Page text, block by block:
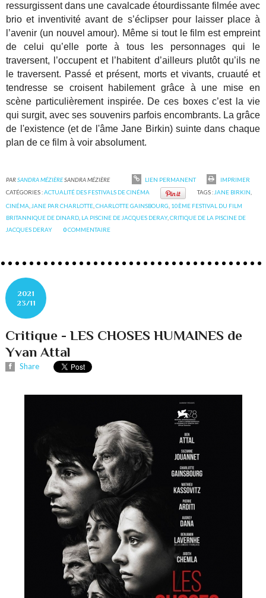
ressurgissent dans une cavalcade étourdissante filmée avec
brio et inventivité avant de s’éclipser pour laisser place à
l’avenir (un nouvel amour). Même si tout le film est empreint
de celui qu’elle porte à tous les personnages qui le
traversent, l’occupent et l’habitent d’ailleurs plutôt qu’ils ne
le traversent. Passé et présent, morts et vivants, cruauté et
tendresse se croisent habilement grâce à une mise en
scène particulièrement inspirée. De ces boxes c’est la vie
qui surgit, avec ses souvenirs parfois encombrants. La grâce
de l'existence (et de l'âme Jane Birkin) suinte dans chaque
plan de ce film à voir absolument.
PARSANDRA MÉZIÈRESANDRA MÉZIÈRE LIEN PERMANENT
IMPRIMER
CATÉGORIES :ACTUALITÉ DES FESTIVALS DE CINÉMA TAGS :JANE BIRKIN,
CINÉMA JANE PAR CHARLOTTE ,CHARLOTTE GAINSBOURG 10ÈME FESTIVAL DU FILM
BRITANNIQUE DE DINARD LA PISCINE DE JACQUES DERAY,CRITIQUE DE LA PISCINE DE
JACQUES DERAY
0COMMENTAIRE
2021
23/11
Critique - LES CHOSES HUMAINES de
Yvan Attal
Share